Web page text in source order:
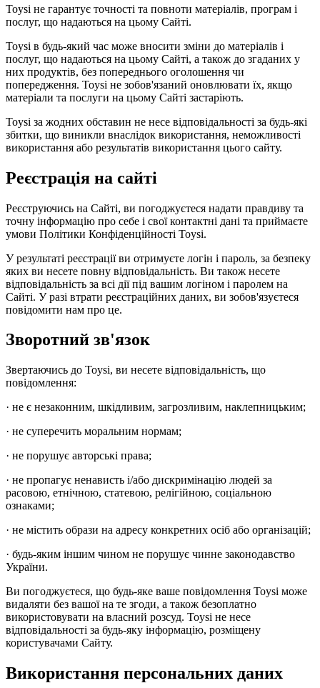
Toysi не гарантує точності та повноти матеріалів, програм і
послуг, що надаються на цьому Сайті.
Toysi в будь-який час може вносити зміни до матеріалів і
послуг, що надаються на цьому Сайті, а також до згаданих у
них продуктів, без попереднього оголошення чи
попередження. Toysi не зобов'язаний оновлювати їх, якщо
матеріали та послуги на цьому Сайті застаріють.
Toysi за жодних обставин не несе відповідальності за будь-які
збитки, що виникли внаслідок використання, неможливості
використання або результатів використання цього сайту.
Реєстрація на сайті
Реєструючись на Сайті, ви погоджуєтеся надати правдиву та
точну інформацію про себе і свої контактні дані та приймаєте
умови Політики Конфіденційності Toysi.
У результаті реєстрації ви отримуєте логін і пароль, за безпеку
яких ви несете повну відповідальність. Ви також несете
відповідальність за всі дії під вашим логіном і паролем на
Сайті. У разі втрати реєстраційних даних, ви зобов'язуєтеся
повідомити нам про це.
Зворотний зв'язок
Звертаючись до Toysi, ви несете відповідальність, що
повідомлення:
· не є незаконним, шкідливим, загрозливим, наклепницьким;
· не суперечить моральним нормам;
· не порушує авторські права;
· не пропагує ненависть і/або дискримінацію людей за
расовою, етнічною, статевою, релігійною, соціальною
ознаками;
· не містить образи на адресу конкретних осіб або організацій;
· будь-яким іншим чином не порушує чинне законодавство
України.
Ви погоджуєтеся, що будь-яке ваше повідомлення Toysi може
видаляти без вашої на те згоди, а також безоплатно
використовувати на власний розсуд. Toysi не несе
відповідальності за будь-яку інформацію, розміщену
користувачами Сайту.
Використання персональних даних